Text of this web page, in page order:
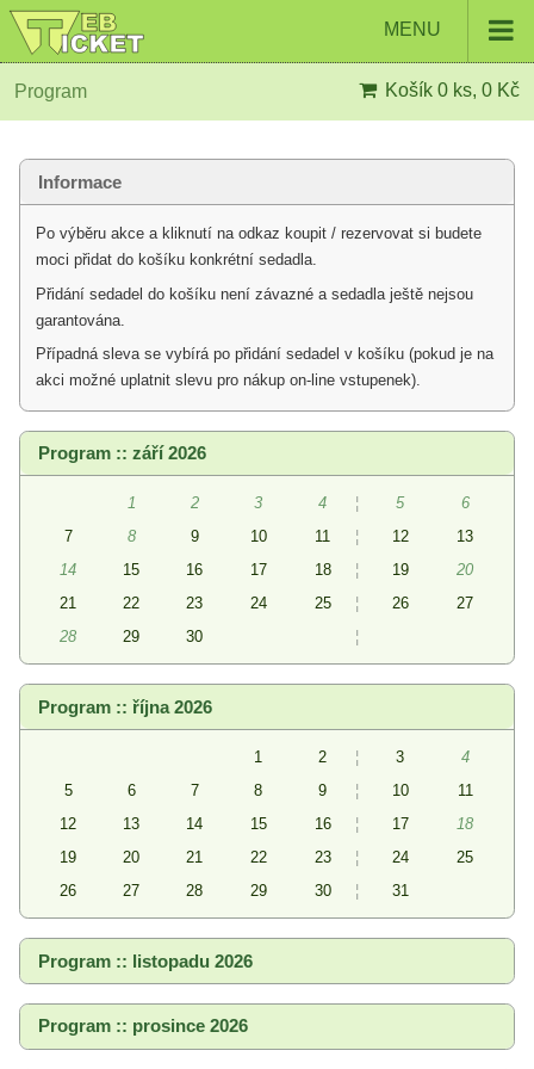
MENU
Program Košík 0 ks, 0 Kč
Informace
Po výběru akce a kliknutí na odkaz koupit / rezervovat si budete
moci přidat do košíku konkrétní sedadla.
Přidání sedadel do košíku není závazné a sedadla ještě nejsou
garantována.
Případná sleva se vybírá po přidání sedadel v košíku (pokud je na
akci možné uplatnit slevu pro nákup on-line vstupenek).
Program :: září 2026
1 2 3 4 ¦ 5
6
7
8 9 10 11 ¦ 12
13
14
15 16 17 18 ¦ 19
20
21
22 23 24 25 ¦ 26
27
28
29 30 ¦
Program :: října 2026
1 2 ¦ 3
4
5
6 7 8 9 ¦ 10
11
12
13 14 15 16 ¦ 17
18
19
20 21 22 23 ¦ 24
25
26
27 28 29 30 ¦ 31
Program :: listopadu 2026
Program :: prosince 2026